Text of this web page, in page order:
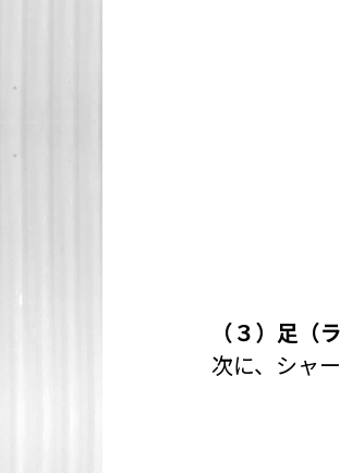
（３）足（
次に、シャ